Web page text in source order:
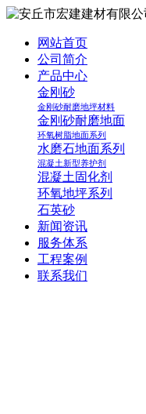
网站首页
公司简介
产品中心
金刚砂
金刚砂耐磨地坪材料
金刚砂耐磨地面
环氧树脂地面系列
水磨石地面系列
混凝土新型养护剂
混凝土固化剂
环氧地坪系列
石英砂
新闻资讯
服务体系
工程案例
联系我们